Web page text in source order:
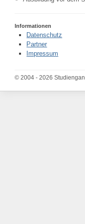
Informationen
Datenschutz
Partner
Impressum
© 2004 - 2026